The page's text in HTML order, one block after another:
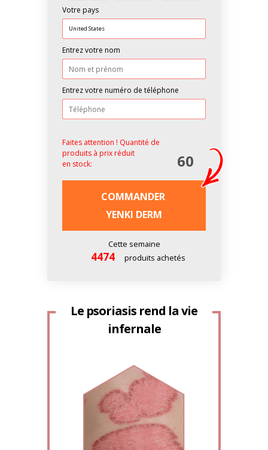
Votre pays
Entrez votre nom
Entrez votre numéro de téléphone
Faites attention ! Quantité de
produits à prix réduit
en stock:
60
COMMANDER
YENKI DERM
Cette semaine
4474 produits achetés
Le psoriasis rend la vie
infernale